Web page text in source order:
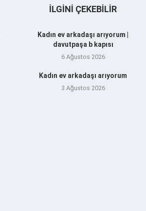
İLGINI ÇEKEBILIR
Kadın ev arkadaşı arıyorum |
davutpaşa b kapısı
6 Ağustos 2026
Kadın ev arkadaşı arıyorum
3 Ağustos 2026